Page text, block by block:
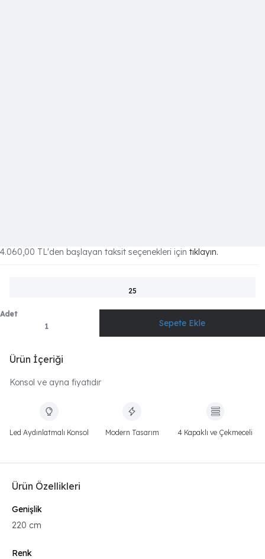
4.060,00 TL'den başlayan taksit seçenekleri için tıklayın.
25
Adet
Ürün İçeriği
Konsol ve ayna fiyatıdır
Led Aydınlatmalı Konsol Modern Tasarım 4 Kapaklı ve Çekmeceli
Ürün Özellikleri
Genişlik
220 cm
Renk